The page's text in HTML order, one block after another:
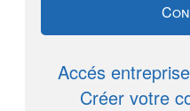
Accés
Créer votre